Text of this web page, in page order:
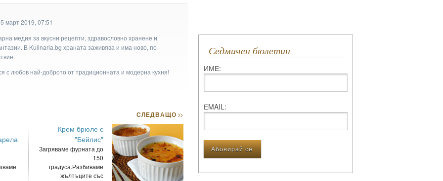
март 2019, 07:51
медия за вкусни рецепти, здравословно хранене и
В Kulinaria.bg храната заживява и има ново, по-
с любов най-доброто от традиционната и модерна кухня!
СЛЕДВАЩО>>
Крем брюле с
"Бейлис"
Загряваме фурната до
150
градуса.Разбиваме
жълтъците със
Седмичен бюлетин
ИМЕ:
ЕMAIL: